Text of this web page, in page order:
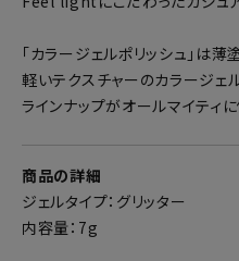
「カラージェルポリッシュ」は
軽いテクスチャーのカラージェ
ラインナップがオールマイティに
商品の詳細
ジェルタイプ：グリッター
内容量：7g